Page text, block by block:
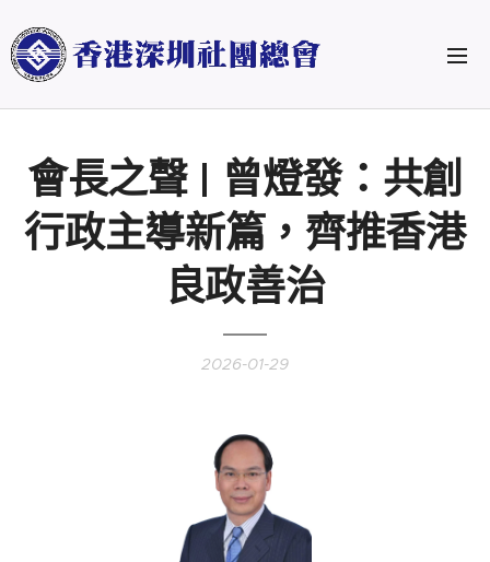
會長之聲 | 曾燈發：共創
行政主導新篇，齊推香港
良政善治
2026-01-29